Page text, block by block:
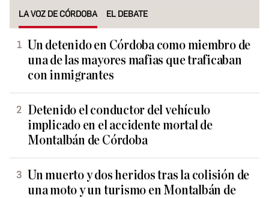
LA VOZ DE CÓRDOBA EL DEBATE
Un detenido en Córdoba como miembro de
una de las mayores mafias que traficaban
con inmigrantes
Detenido el conductor del vehículo
implicado en el accidente mortal de
Montalbán de Córdoba
Un muerto y dos heridos tras la colisión de
una moto y un turismo en Montalbán de